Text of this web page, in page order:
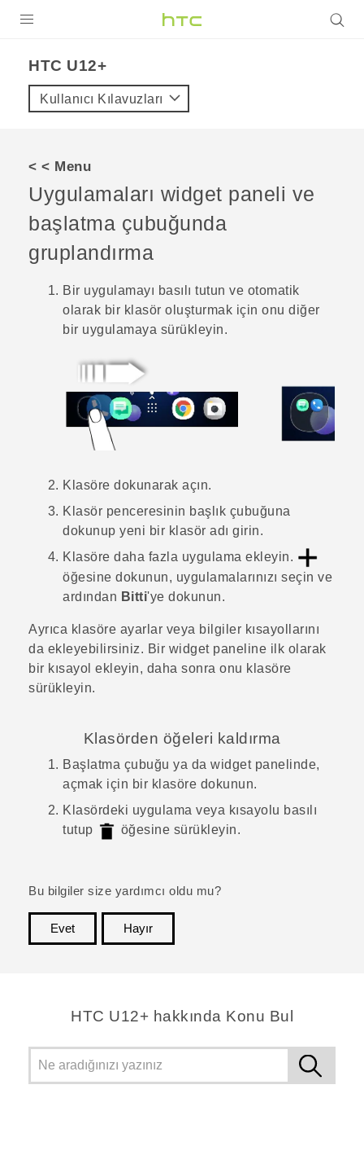
VIVE
VIVERSE
DESTEK
HTC U12+‎
Kullanıcı Kılavuzları
< < Menu
Uygulamaları widget paneli ve
başlatma çubuğunda
gruplandırma
Bir uygulamayı basılı tutun ve otomatik
olarak bir klasör oluşturmak için onu diğer
bir uygulamaya sürükleyin.
Klasöre dokunarak açın.
Klasör penceresinin başlık çubuğuna
dokunup yeni bir klasör adı girin.
Klasöre daha fazla uygulama ekleyin.
öğesine dokunun, uygulamalarınızı seçin ve
ardından Bitti'ye dokunun.
Ayrıca klasöre ayarlar veya bilgiler kısayollarını
da ekleyebilirsiniz. Bir widget paneline ilk olarak
bir kısayol ekleyin, daha sonra onu klasöre
sürükleyin.
Klasörden öğeleri kaldırma
Başlatma çubuğu ya da widget panelinde,
açmak için bir klasöre dokunun.
Klasördeki uygulama veya kısayolu basılı
tutup
öğesine sürükleyin.
Bu bilgiler size yardımcı oldu mu?
Evet
Hayır
HTC U12+ hakkında Konu Bul